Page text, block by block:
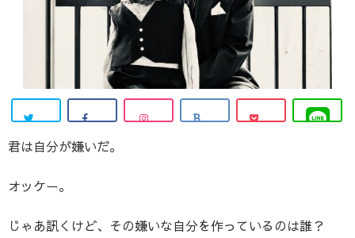
君は自分が嫌いだ。
オッケー。
じゃあ訊くけど、その嫌いな自分を作っているのは誰？